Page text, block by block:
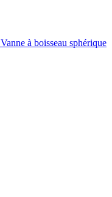
Vanne à boisseau sphérique